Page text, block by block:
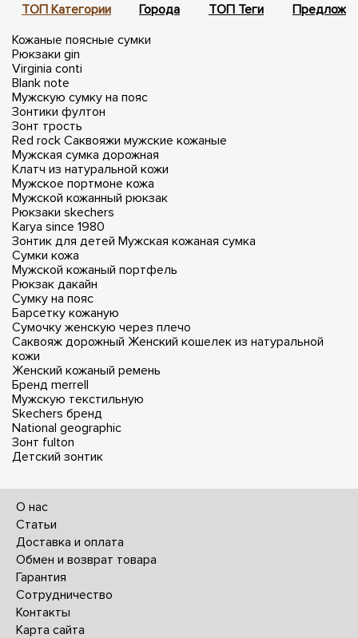
ТОП Категории Города ТОП Теги
Кожаные поясные сумки
Рюкзаки gin
Virginia conti
Blank note
Мужскую сумку на пояс
Зонтики фултон
Зонт трость
Red rock Саквояжи мужские кожаные
Мужская сумка дорожная
Клатч из натуральной кожи
Мужское портмоне кожа
Мужской кожанный рюкзак
Рюкзаки skechers
Karya since 1980
Зонтик для детей Мужская кожаная сумка
Сумки кожа
Мужской кожаный портфель
Рюкзак дакайн
Сумку на пояс
Барсетку кожаную
Сумочку женскую через плечо
Саквояж дорожный Женский кошелек из натуральной
кожи
Женский кожаный ремень
Бренд merrell
Мужскую текстильную
Skechers бренд
National geographic
Зонт fulton
Детский зонтик
О нас
Статьи
Доставка и оплата
Обмен и возврат товара
Гарантия
Сотрудничество
Контакты
Карта сайта